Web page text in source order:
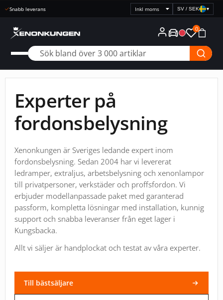
Snabb leverans
Välj
prisvisning
SV / SEK ▾
0
Experter på
fordonsbelysning
Xenonkungen är Sveriges ledande expert inom
fordonsbelysning. Sedan 2004 har vi levererat
ledramper, extraljus, arbetsbelysning och xenonlampor
till privatpersoner, verkstäder och proffsfordon. Vi
erbjuder modellanpassade paket med garanterad
passform, kompletta lösningar med installation, kunnig
support och snabba leveranser från eget lager i
Kungsbacka.
Allt vi säljer är handplockat och testat av våra experter.
Till bästsäljare